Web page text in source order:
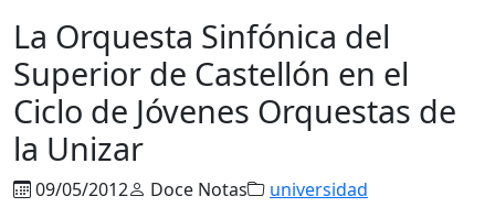
La Orquesta Sinfónica del
Superior de Castellón en el
Ciclo de Jóvenes Orquestas de
la Unizar
09/05/2012 Doce Notas universidad